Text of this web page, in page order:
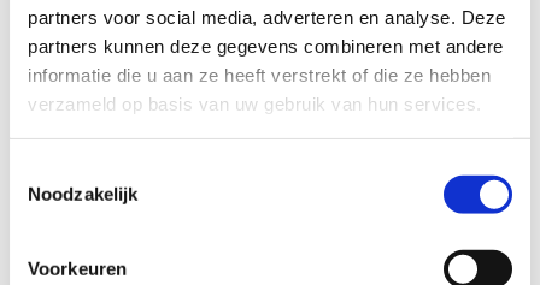
partners voor social media, adverteren en analyse. Deze
partners kunnen deze gegevens combineren met andere
informatie die u aan ze heeft verstrekt of die ze hebben
verzameld op basis van uw gebruik van hun services.
Noodzakelijk
Voorkeuren
Heet jij haar welkom?
Profiel steungezin
• Dat een fijne en gezellige speelplek biedt;